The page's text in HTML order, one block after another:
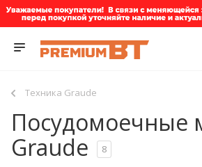
Техника Graude
Graude
8